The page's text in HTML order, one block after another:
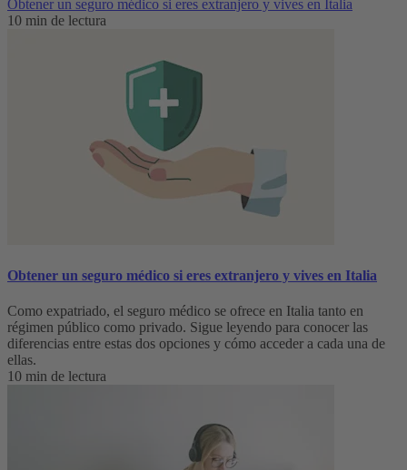
Obtener un seguro médico si eres extranjero y vives en Italia
10 min de lectura
Obtener un seguro médico si eres extranjero y vives en Italia
Como expatriado, el seguro médico se ofrece en Italia tanto en
régimen público como privado. Sigue leyendo para conocer las
diferencias entre estas dos opciones y cómo acceder a cada una de
ellas.
10 min de lectura